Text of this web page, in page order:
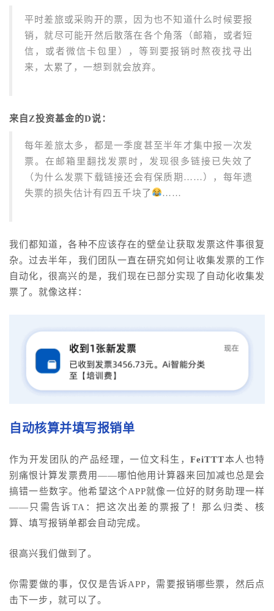
平时差旅或采购开的票，因为也不知道什么时候要报
销，就尽可能开然后散落在各个角落（邮箱，或者短
信，或者微信卡包里），等到要报销时熬夜找寻出
来，太累了，一想到就会放弃。
来自Z投资基金的D说：
每年差旅太多，都是一季度甚至半年才集中报一次发
票。在邮箱里翻找发票时，发现很多链接已失效了
（为什么发票下载链接还会有保质期……），每年遗
失票的损失估计有四五千块了
……
我们都知道，各种不应该存在的壁垒让获取发票这件事很复
杂。过去半年，我们团队一直在研究如何让收集发票的工作
自动化，很高兴的是，我们现在已部分实现了自动化收集发
票了。就像这样：
自动核算并填写报销单
作为开发团队的产品经理，一位文科生，FeiTTT本人也特
别痛恨计算发票费用——哪怕他用计算器来回加减也总是会
搞错一些数字。他希望这个APP就像一位好的财务助理一样
——只需告诉TA：把这次出差的票报了！那么归类、核
算、填写报销单都会自动完成。
很高兴我们做到了。
你需要做的事，仅仅是告诉APP，需要报销哪些票，然后点
击下一步，就可以了。